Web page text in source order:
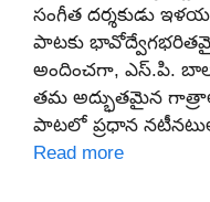
సంగీత దర్శకుడు
పాటకు
అందించగా, ఎస్.పి.
తమ అద్భుతమైన
పాటలో ప్రధాన
Read more